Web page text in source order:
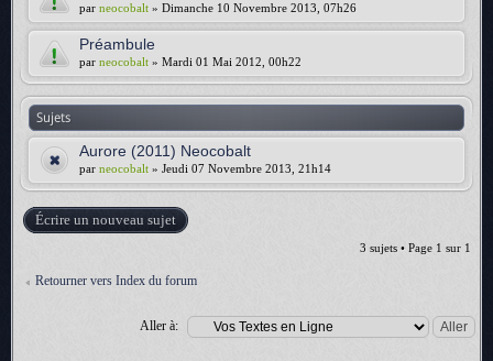
par neocobalt » Dimanche 10 Novembre 2013, 07h26
Préambule
par neocobalt » Mardi 01 Mai 2012, 00h22
Sujets
Aurore (2011) Neocobalt
par neocobalt » Jeudi 07 Novembre 2013, 21h14
Écrire un nouveau sujet
3 sujets • Page 1 sur 1
Retourner vers Index du forum
Aller à: